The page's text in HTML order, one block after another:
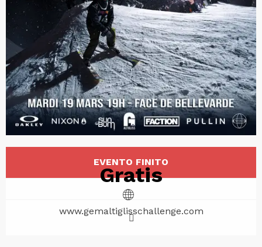
Orari e contatti
EVENTO FINITO
Gratis
www.gemaltiglisschallenge.com